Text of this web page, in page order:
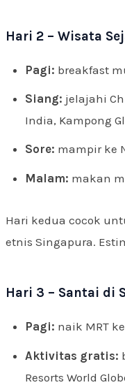
Hari 2 – Wisata
Pagi: breakfast
Siang: jelajahi
India, Kampong
Sore: mampir ke
Malam: makan
Hari kedua cocok
etnis Singapura.
Hari 3 – Santai di
Pagi: naik MRT
Aktivitas gratis:
Resorts World